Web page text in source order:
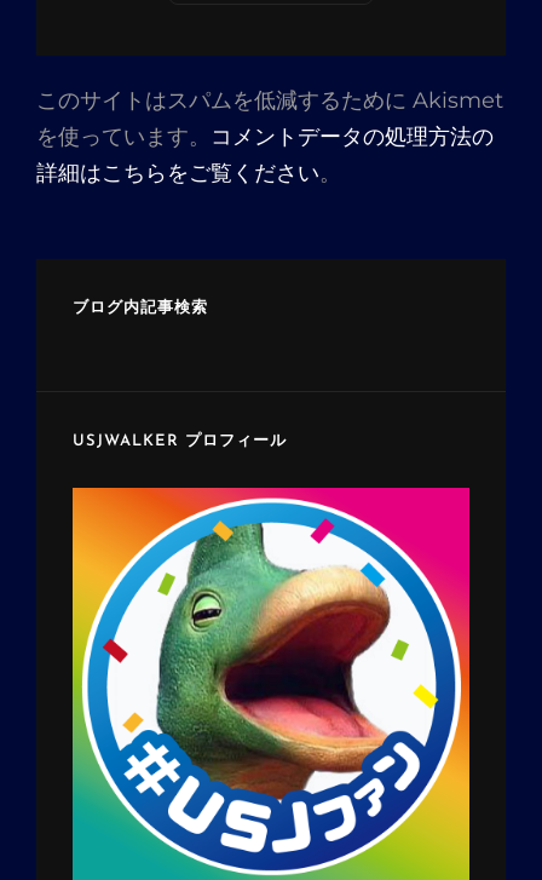
このサイトはスパムを低減するために Akismet
を使っています。 コメントデータの処理方法の
詳細はこちらをご覧ください。
ブログ内記事検索
USJWALKER プロフィール